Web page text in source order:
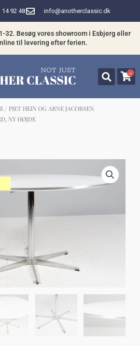
14 92 48 info@anotherclassic.dk
32. Besøg vores showroom i Esbjerg eller
til levering efter ferien.
0
/ PIET HEIN OG ARNE JACOBSEN
NY HØJDE
din interesse?
stole